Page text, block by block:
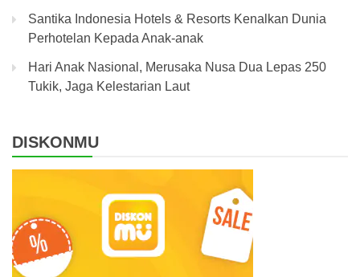
Santika Indonesia Hotels & Resorts Kenalkan Dunia
Perhotelan Kepada Anak-anak
Hari Anak Nasional, Merusaka Nusa Dua Lepas 250
Tukik, Jaga Kelestarian Laut
DISKONMU